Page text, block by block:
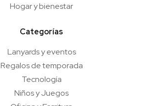
Hogar y bienestar
Categorías
Lanyards y eventos
Regalos de temporada
Tecnología
Niños y Juegos